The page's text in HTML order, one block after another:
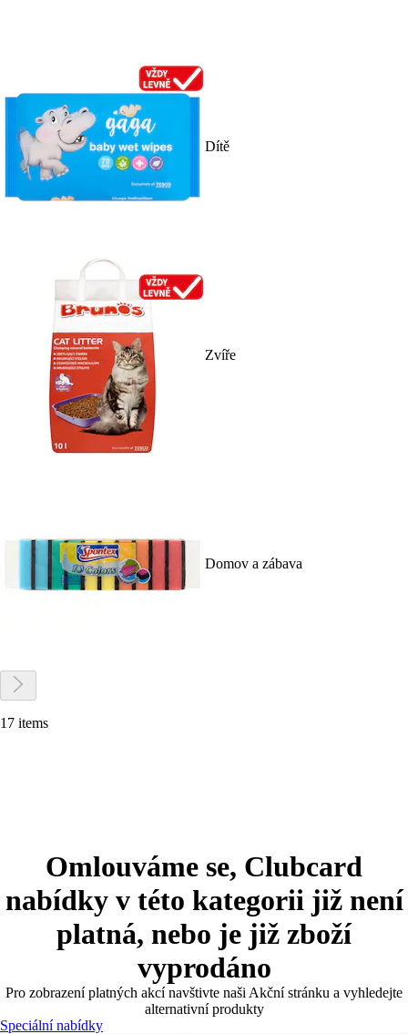
Dítě
Zvíře
Domov a zábava
17 items
Omlouváme se, Clubcard
nabídky v této kategorii již není
platná, nebo je již zboží
vyprodáno
Pro zobrazení platných akcí navštivte naši Akční stránku a vyhledejte
alternativní produkty
Speciální nabídky